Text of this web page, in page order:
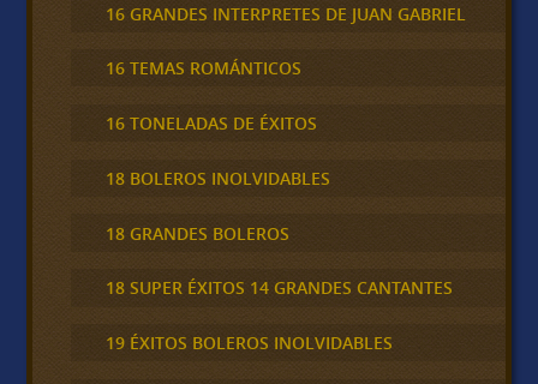
16 GRANDES INTERPRETES DE JUAN GABRIEL
16 TEMAS ROMÁNTICOS
16 TONELADAS DE ÉXITOS
18 BOLEROS INOLVIDABLES
18 GRANDES BOLEROS
18 SUPER ÉXITOS 14 GRANDES CANTANTES
19 ÉXITOS BOLEROS INOLVIDABLES